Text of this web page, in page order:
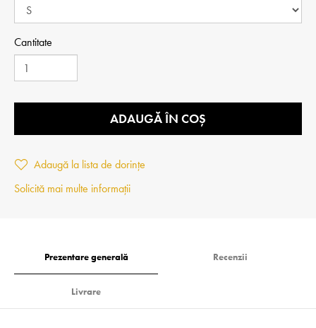
Cantitate
ADAUGĂ ÎN COȘ
Adaugă la lista de dorințe
Solicită mai multe informații
Prezentare generală Recenzii
Livrare